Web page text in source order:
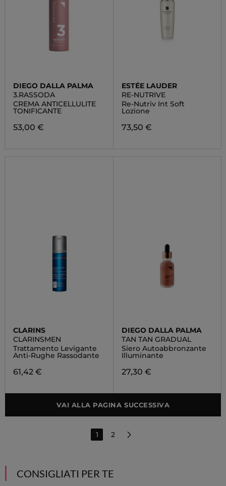
DIEGO DALLA PALMA
3.RASSODA
CREMA ANTICELLULITE
TONIFICANTE
53,00 €
ESTÉE LAUDER
RE-NUTRIVE
Re-Nutriv Int Soft
Lozione
73,50 €
CLARINS
CLARINSMEN
Trattamento Levigante
Anti-Rughe Rassodante
61,42 €
DIEGO DALLA PALMA
TAN TAN GRADUAL
Siero Autoabbronzante
Illuminante
27,30 €
VAI ALLA PAGINA SUCCESSIVA
1 2
CONSIGLIATI PER TE